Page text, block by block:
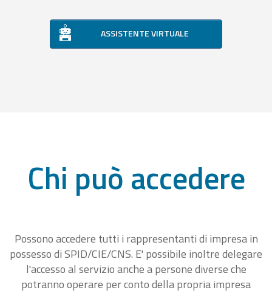
ASSISTENTE VIRTUALE
Chi può accedere
Possono accedere tutti i rappresentanti di impresa in
possesso di SPID/CIE/CNS. E' possibile inoltre delegare
l'accesso al servizio anche a persone diverse che
potranno operare per conto della propria impresa